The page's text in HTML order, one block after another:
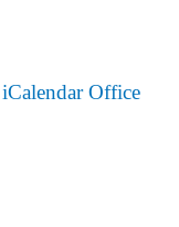
iCalendar Office